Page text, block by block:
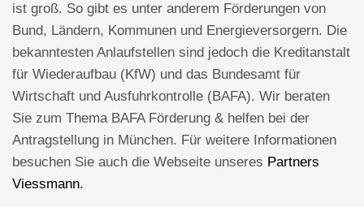
ist groß. So gibt es unter anderem Förderungen von
Bund, Ländern, Kommunen und Energieversorgern. Die
bekanntesten Anlaufstellen sind jedoch die Kreditanstalt
für Wiederaufbau (KfW) und das Bundesamt für
Wirtschaft und Ausfuhrkontrolle (BAFA). Wir beraten
Sie zum Thema BAFA Förderung & helfen bei der
Antragstellung in München. Für weitere Informationen
besuchen Sie auch die Webseite unseres Partners
Viessmann.